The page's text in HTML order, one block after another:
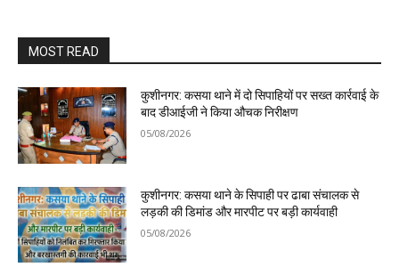
MOST READ
कुशीनगर: कसया थाने में दो सिपाहियों पर सख्त कार्रवाई के
बाद डीआईजी ने किया औचक निरीक्षण
05/08/2026
कुशीनगर: कसया थाने के सिपाही पर ढाबा संचालक से
लड़की की डिमांड और मारपीट पर बड़ी कार्यवाही
05/08/2026